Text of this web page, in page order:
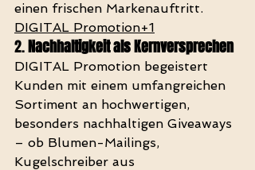
einen frischen Markenauftritt.
DIGITAL Promotion+1
2. Nachhaltigkeit als Kernversprechen
DIGITAL Promotion begeistert
Kunden mit einem umfangreichen
Sortiment an hochwertigen,
besonders nachhaltigen Giveaways
– ob Blumen-Mailings,
Kugelschreiber aus